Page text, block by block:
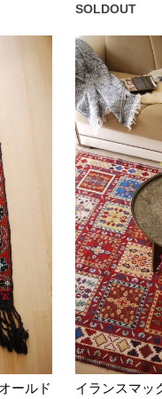
SOLDOUT
ールド
イランスマッ